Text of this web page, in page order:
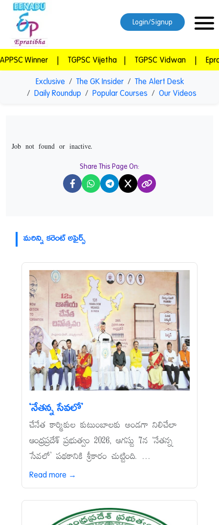
Exclusive The GK Insider
The Alert Desk
Daily Roundup
Popular Courses Our Videos
Job not found or inactive.
Share This Page On:
X
మరిన్ని కరెంట్ అఫైర్స్
‘నేతన్న సేవలో’
చేనేత కార్మికుల కుటుంబాలకు అండగా నిలిచేలా
ఆంధ్రప్రదేశ్‌ ప్రభుత్వం 2026, ఆగస్టు 7న ‘నేతన్న
సేవలో’ పథకానికి శ్రీకారం చుట్టింది. ...
Read more →
Login/Signup
| TGPSC Vijetha | TGPSC Vidwan | Epratibha